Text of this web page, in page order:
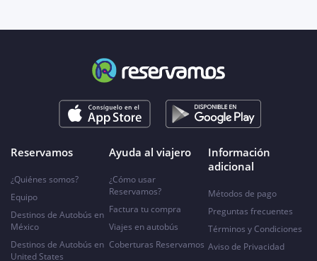
Reservamos
¿Quiénes somos?
Equipo
Destinos de Autobús en
México
Destinos de Autobús en
United States
Ayuda al viajero
¿Cómo usar
Reservamos?
Factura tu compra
Viajes en autobús
Coberturas Reservamos
Información
adicional
Métodos de pago
Preguntas frecuentes
Términos y Condiciones
Aviso de Privacidad